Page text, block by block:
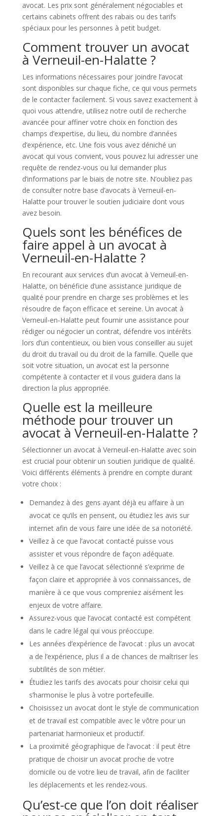
avocat. Les prix sont généralement négociables et
certains cabinets offrent des rabais ou des tarifs
spéciaux pour les personnes à petit budget.
Comment trouver un avocat
à Verneuil-en-Halatte ?
Les informations nécessaires pour joindre l’avocat
sont disponibles sur chaque fiche, ce qui vous permets
de le contacter facilement. Si vous savez exactement à
quoi vous attendre, utilisez notre outil de recherche
avancée pour affiner votre choix en fonction des
champs d’expertise, du lieu, du nombre d’années
d’expérience, etc. Une fois vous avez déniché un
avocat qui vous convient, vous pouvez lui adresser une
requête de rendez-vous ou lui demander plus
d’informations par le biais de notre site. N’oubliez pas
de consulter notre base d’avocats à Verneuil-en-
Halatte pour trouver le soutien judiciaire dont vous
avez besoin.
Quels sont les bénéfices de
faire appel à un avocat à
Verneuil-en-Halatte ?
En recourant aux services d’un avocat à Verneuil-en-
Halatte, on bénéficie d’une assistance juridique de
qualité pour prendre en charge ses problèmes et les
résoudre de façon efficace et sereine. Un avocat à
Verneuil-en-Halatte peut fournir une assistance pour
rédiger ou négocier un contrat, défendre vos intérêts
lors d’un contentieux, ou bien vous conseiller au sujet
du droit du travail ou du droit de la famille. Quelle que
soit votre situation, un avocat est la personne
compétente à contacter et il vous guidera dans la
direction la plus appropriée.
Quelle est la meilleure
méthode pour trouver un
avocat à Verneuil-en-Halatte ?
Sélectionner un avocat à Verneuil-en-Halatte avec soin
est crucial pour obtenir un soutien juridique de qualité.
Voici différents éléments à prendre en compte durant
votre choix :
Demandez à des gens ayant déjà eu affaire à un
avocat ce qu’ils en pensent, ou étudiez les avis sur
internet afin de vous faire une idée de sa notoriété.
Veillez à ce que l’avocat contacté puisse vous
assister et vous répondre de façon adéquate.
Veillez à ce que l’avocat sélectionné s’exprime de
façon claire et appropriée à vos connaissances, de
manière à ce que vous compreniez aisément les
enjeux de votre affaire.
Assurez-vous que l’avocat contacté est compétent
dans le cadre légal qui vous préoccupe.
Les années d’expérience de l’avocat : plus un avocat
a de l’expérience, plus il a de chances de maîtriser les
subtilités de son métier.
Étudiez les tarifs des avocats pour choisir celui qui
s’harmonise le plus à votre portefeuille.
Choisissez un avocat dont le style de communication
et de travail est compatible avec le vôtre pour un
partenariat harmonieux et productif.
La proximité géographique de l’avocat : il peut être
pratique de choisir un avocat proche de votre
domicile ou de votre lieu de travail, afin de faciliter
les déplacements et les rendez-vous.
Qu’est-ce que l’on doit réaliser